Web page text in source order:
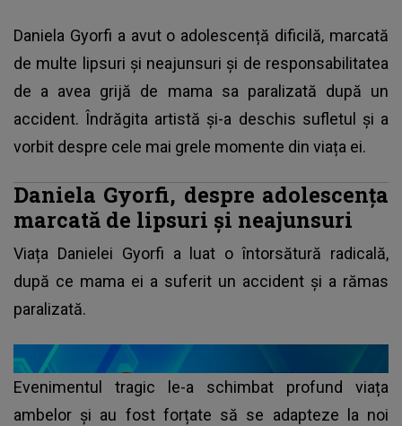
Daniela Gyorfi a avut o adolescență dificilă, marcată
de multe lipsuri și neajunsuri și de responsabilitatea
de a avea grijă de mama sa paralizată după un
accident. Îndrăgita artistă și-a deschis sufletul și a
vorbit despre cele mai grele momente din viața ei.
Daniela Gyorfi, despre adolescența
marcată de lipsuri și neajunsuri
Viața Danielei Gyorfi a luat o întorsătură radicală,
după ce mama ei a suferit un accident și a rămas
paralizată.
Evenimentul tragic le-a schimbat profund viața
ambelor și au fost forțate să se adapteze la noi